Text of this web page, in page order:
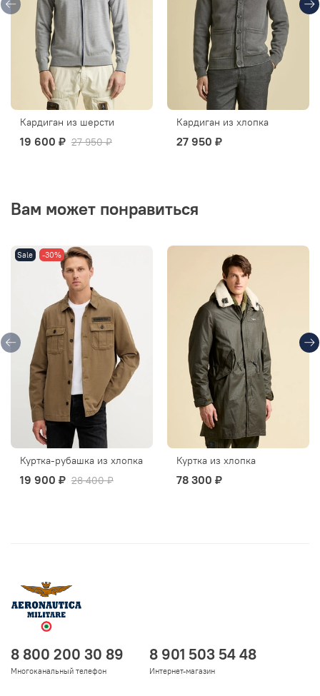
Кардиган из шерсти
19 600 ₽ 27 950 ₽
Кардиган из хлопка
27 950 ₽
Вам может понравиться
Sale -30%
Куртка-рубашка из хлопка
19 900 ₽ 28 400 ₽
Куртка из хлопка
78 300 ₽
8 800 200 30 89
Многоканальный телефон
8 901 503 54 48
Интернет-магазин